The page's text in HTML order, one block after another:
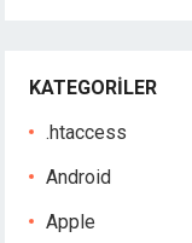
KATEGORILER
.htaccess
Android
Apple